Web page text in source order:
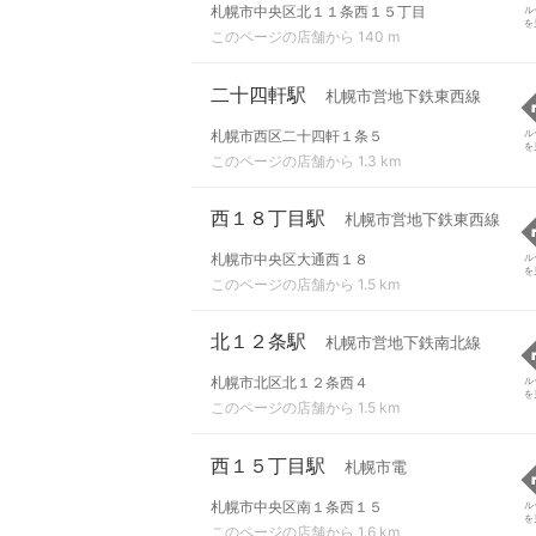
札幌市中央区北１１条西１５丁目
このページの店舗から 140 m
ル
を
二十四軒駅 札幌市営地下鉄東西線
札幌市西区二十四軒１条５
このページの店舗から 1.3 km
ル
を
西１８丁目駅 札幌市営地下鉄東西線
札幌市中央区大通西１８
このページの店舗から 1.5 km
ル
を
北１２条駅 札幌市営地下鉄南北線
札幌市北区北１２条西４
このページの店舗から 1.5 km
ル
を
西１５丁目駅 札幌市電
札幌市中央区南１条西１５
このページの店舗から 1.6 km
ル
を